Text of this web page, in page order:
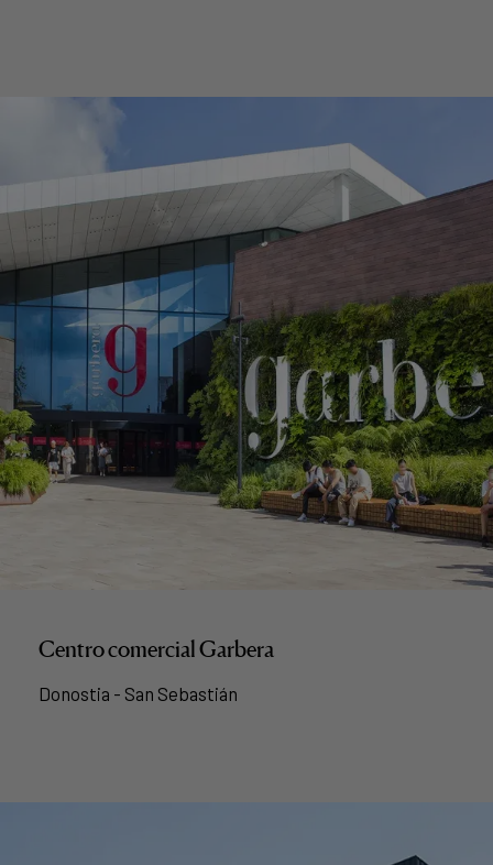
Centro comercial Garbera
Donostia - San Sebastián